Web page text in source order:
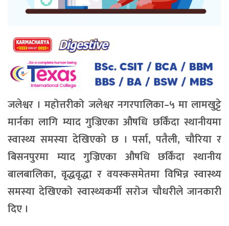
जलेश्वर । महोत्तरीको जलेश्वर नगरपालिका–५ मा लामखुट्टे
मार्नका लागि म्याद गुज्रिएका औषधि छर्किंदा स्थानीयमा
स्वास्थ्य समस्या देखिएको छ । पर्सा, पतैली, चौरिया र
बिसनपुरमा म्याद गुज्रिएका औषधि छर्किंदा स्थानीय
बालबालिका, वृद्धवृद्धा र वयस्कसमेतमा विभिन्न स्वास्थ्य
समस्या देखिएको स्वास्थ्यकर्मी सरोज चौधरीले जानकारी
दिए ।